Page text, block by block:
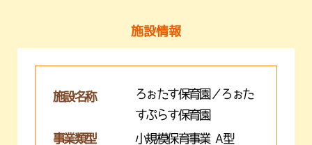
施設情報
施設名称
ろぉたす保育園／ろぉた
すぷらす保育園
事業類型
小規模保育事業 A型